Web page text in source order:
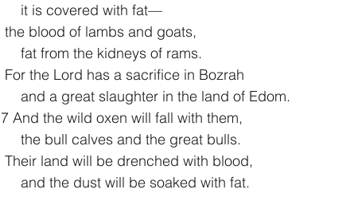
     it is covered with fat—
the blood of lambs and goats,
     fat from the kidneys of rams.
For the Lord has a sacrifice in Bozrah
     and a great slaughter in the land of Edom.
7 And the wild oxen will fall with them,
     the bull calves and the great bulls.
Their land will be drenched with blood,
     and the dust will be soaked with fat.